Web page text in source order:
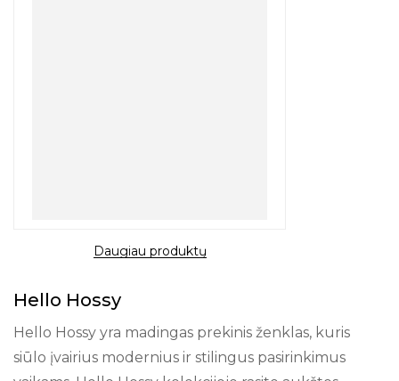
Daugiau produktų
Hello Hossy
Hello Hossy yra madingas prekinis ženklas, kuris
siūlo įvairius modernius ir stilingus pasirinkimus